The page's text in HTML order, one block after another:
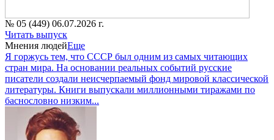
№ 05 (449) 06.07.2026 г.
Читать выпуск
Мнения людейЕще
Я горжусь тем, что СССР был одним из самых читающих
стран мира. На основании реальных событий русские
писатели создали неисчерпаемый фонд мировой классической
литературы. Книги выпускали миллионными тиражами по
баснословно низким...